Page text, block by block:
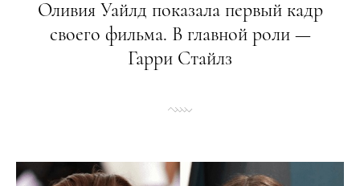
Оливия Уайлд показала первый кадр
своего фильма. В главной роли —
Гарри Стайлз